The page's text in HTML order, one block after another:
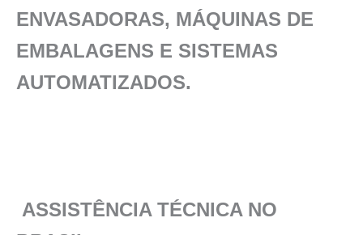
ENVASADORAS, MÁQUINAS DE
EMBALAGENS E SISTEMAS
AUTOMATIZADOS.
ASSISTÊNCIA TÉCNICA NO